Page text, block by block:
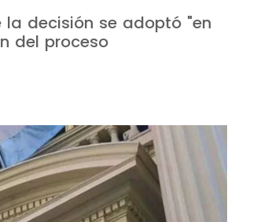
decisión se adoptó "en
del proceso